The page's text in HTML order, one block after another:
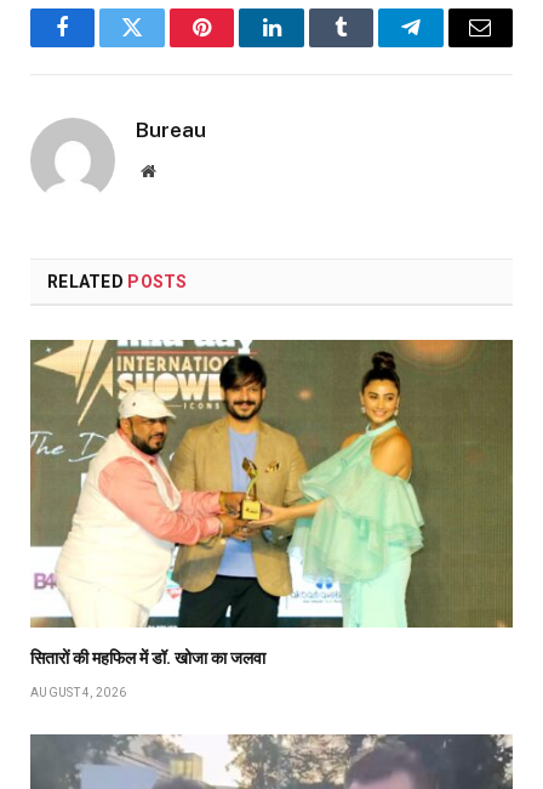
FacebookTwitter PinterestLinkedInTumblr TelegramEmail
Bureau
Website
RELATED POSTS
सितारों की महफिल में डॉ. खोजा का जलवा
AUGUST 4, 2026